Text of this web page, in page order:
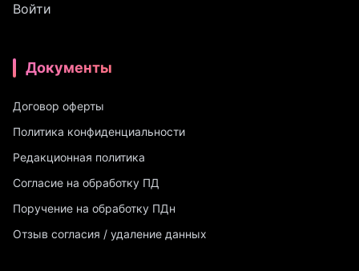
Войти
Документы
Договор оферты
Политика конфиденциальности
Редакционная политика
Согласие на обработку ПД
Поручение на обработку ПДн
Отзыв согласия / удаление данных